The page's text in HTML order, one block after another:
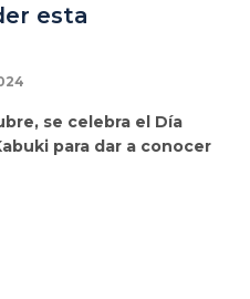
esta
se celebra el Día
para dar a conocer